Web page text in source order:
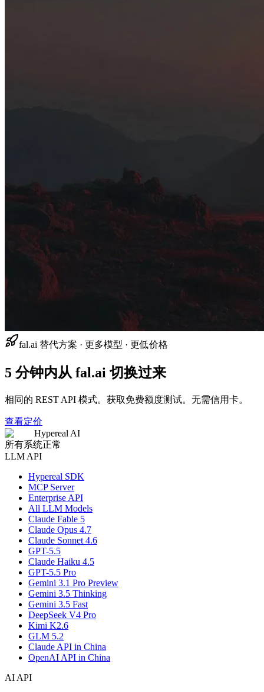
fal.ai 替代方案 · 更多模型 · 更低价格
5 分钟内从 fal.ai 切换过来
相同的 REST API 模式。获取免费额度测试。无需信用卡。
查看定价
Hypereal AI
所有系统正常
LLM API
Hypereal SDK
MCP Server
Enterprise API
All LLM Models
Claude Fable 5
Claude Opus 4.7
Claude Sonnet 4.6
GPT-5.5
Claude Haiku 4.5
GPT-5.5 Pro
Gemini 3.1 Pro Preview
Gemini 3.5 Thinking
Gemini 3.5 Fast
DeepSeek V4 Pro
Kimi K2.6
GLM 5.2
Claude API in China
OpenAI API in China
AI API